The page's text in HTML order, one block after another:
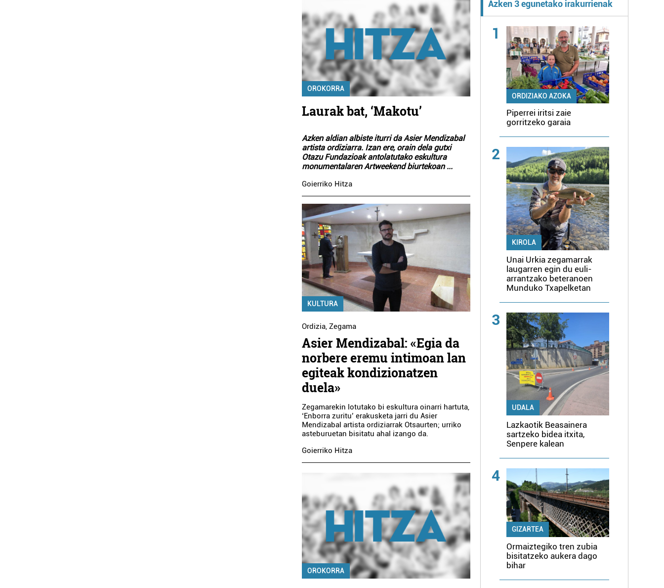
OROKORRA
Laurak bat, ‘Makotu’
Azken aldian albiste iturri da Asier Mendizabal
artista ordiziarra. Izan ere, orain dela gutxi
Otazu Fundazioak antolatutako eskultura
monumentalaren Artweekend biurtekoan...
Goierriko Hitza
KULTURA
Ordizia,Zegama
Asier Mendizabal: «Egia da
norbere eremu intimoan lan
egiteak kondizionatzen
duela»
Zegamarekin lotutako bi eskultura oinarri hartuta,
‘Enborra zuritu’ erakusketa jarri du Asier
Mendizabal artista ordiziarrak Otsaurten; urriko
asteburuetan bisitatu ahal izango da.
Goierriko Hitza
OROKORRA
Azken 3 egunetako irakurrienak
1
ORDIZIAKO AZOKA
Piperrei iritsi zaie
gorritzeko garaia
2
KIROLA
Unai Urkia zegamarrak
laugarren egin du euli-
arrantzako beteranoen
Munduko Txapelketan
3
UDALA
Lazkaotik Beasainera
sartzeko bidea itxita,
Senpere kalean
4
GIZARTEA
Ormaiztegiko tren zubia
bisitatzeko aukera dago
bihar